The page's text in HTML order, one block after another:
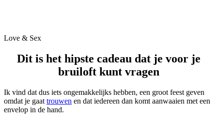
Love & Sex
Dit is het hipste cadeau dat je voor je
bruiloft kunt vragen
Ik vind dat dus iets ongemakkelijks hebben, een groot feest geven
omdat je gaat trouwen en dat iedereen dan komt aanwaaien met een
envelop in de hand.